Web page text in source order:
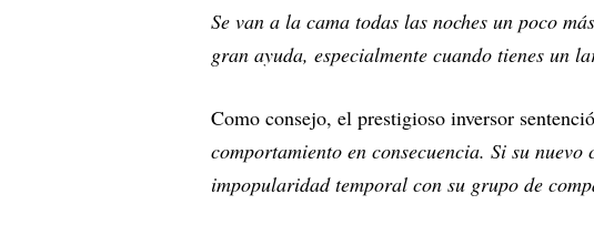
Se van a la cama todas las noches un poco
gran ayuda, especialmente cuando tienes un
Como consejo, el prestigioso inversor
comportamiento en consecuencia. Si su
impopularidad temporal con su grupo de